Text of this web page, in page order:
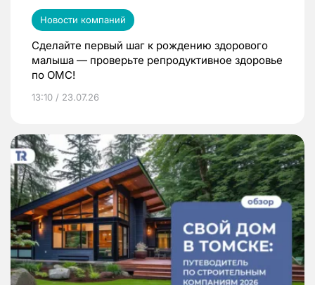
Новости компаний
Сделайте первый шаг к рождению здорового
малыша — проверьте репродуктивное здоровье
по ОМС!
13:10 / 23.07.26